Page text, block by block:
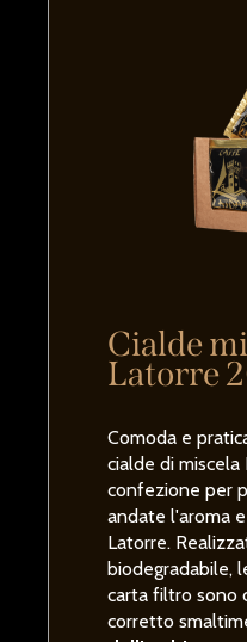
Cialde
Latorre
Comoda e
cialde di miscela
confezione per
andate l'aroma
Latorre.
biodegradabile,
carta filtro sono
corretto